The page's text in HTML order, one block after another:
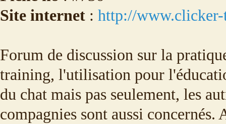
Site internet : http://
Forum de discussion sur la
training, l'utilisation pour
du chat mais pas seulement, les
compagnies sont aussi concernés.